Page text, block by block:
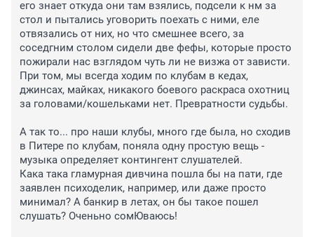
его знает откуда они там взялись, подсели к нм за
стол и пытались уговорить поехать с ними, еле
отвязались от них, но что смешнее всего, за
соседгним столом сидели две фефы, которые просто
пожирали нас взглядом чуть ли не визжа от зависти.
При том, мы всегда ходим по клубам в кедах,
джинсах, майках, никакого боевого раскраса охотниц
за головами/кошельками нет. Превратности судьбы.
А так то... про наши клубы, много где была, но сходив
в Питере по клубам, поняла одну простую вещь -
музыка определяет контингент слушателей.
Кака така гламурная дивчина пошла бы на пати, где
заявлен психоделик, например, или даже просто
минимал? А банкир в летах, он бы такое пошел
слушать? Оченьно сомЮваюсь!